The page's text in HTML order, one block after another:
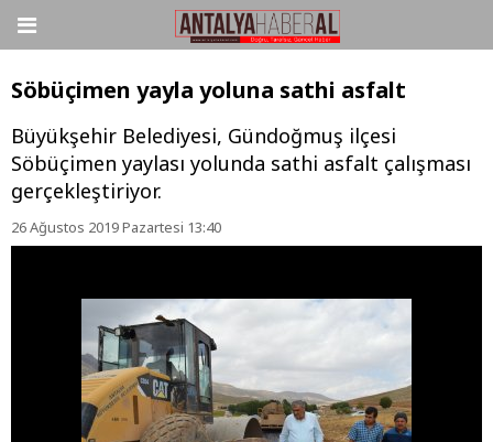
Söbüçimen yayla yoluna sathi asfalt
Büyükşehir Belediyesi, Gündoğmuş ilçesi
Söbüçimen yaylası yolunda sathi asfalt çalışması
gerçekleştiriyor.
26 Ağustos 2019 Pazartesi 13:40